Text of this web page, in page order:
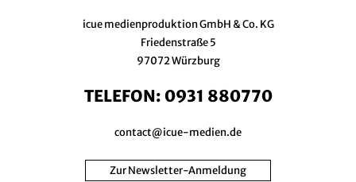
icue medienproduktion GmbH & Co. KG
Friedenstraße 5
97072 Würzburg
TELEFON: 0931 880770
contact@icue-medien.de
Zur Newsletter-Anmeldung